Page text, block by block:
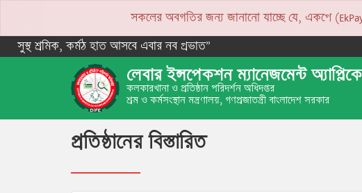
সকলের অবগতির জন্য জানানো যাচ্ছে যে, একপে (EkPay)
সুস্থ শ্রমিক, কর্মঠ হাত আসবে এবার নব প্রভাত”
লেবার ইন্সপেকশন ম্যানেজমেন্ট
কলকারখানা ও প্রতিষ্ঠান পরিদর্শন অধিদপ্তর
শ্রম ও কর্মসংস্থান মন্ত্রণালয়, গণপ্রজাতন্ত্রী বাংলাদেশ সরকার
প্রতিষ্ঠানের বিস্তারিত